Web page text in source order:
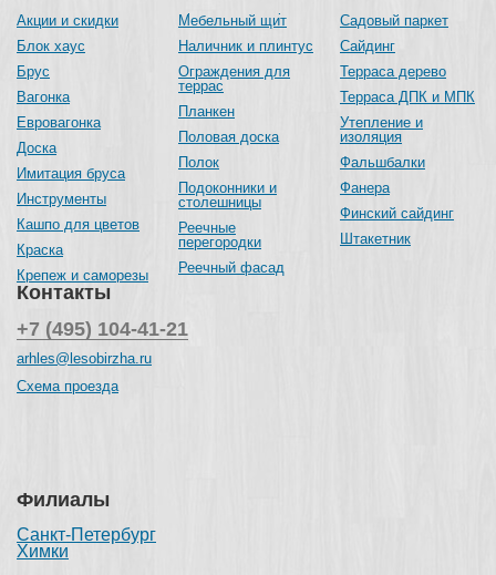
Акции и скидки
Блок хаус
Брус
Вагонка
Евровагонка
Доска
Имитация бруса
Инструменты
Кашпо для цветов
Краска
Крепеж и саморезы
Мебельный щит
Наличник и плинтус
Ограждения для
террас
Планкен
Половая доска
Полок
Подоконники и
столешницы
Реечные
перегородки
Реечный фасад
Садовый паркет
Сайдинг
Терраса дерево
Терраса ДПК и МПК
Утепление и
изоляция
Фальшбалки
Фанера
Финский сайдинг
Штакетник
Контакты
+7 (495) 104-41-21
arhles@lesobirzha.ru
Схема проезда
Филиалы
Санкт-Петербург
Химки